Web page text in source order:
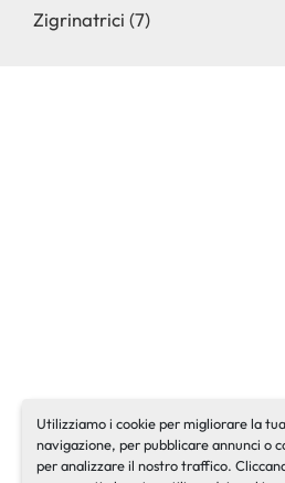
Utilizziamo i cookie per migliorare la
navigazione, per pubblicare annunci o
per analizzare il nostro traffico.
Zigrinatrici 7